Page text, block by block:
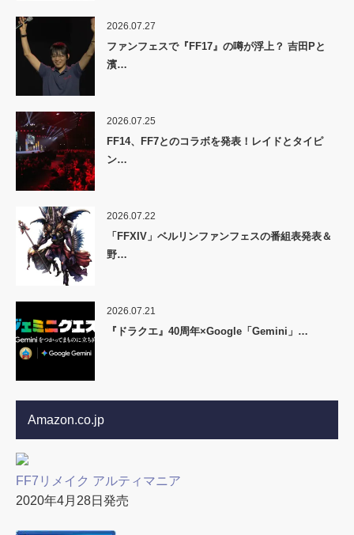
2026.07.27
ファンフェスで『FF17』の噂が浮上？ 吉田Pと
濱…
2026.07.25
FF14、FF7とのコラボを発表！レイドとタイピ
ン…
2026.07.22
「FFXIV」ベルリンファンフェスの番組表発表＆
野…
2026.07.21
『ドラクエ』40周年×Google「Gemini」…
Amazon.co.jp
FF7リメイク アルティマニア
2020年4月28日発売